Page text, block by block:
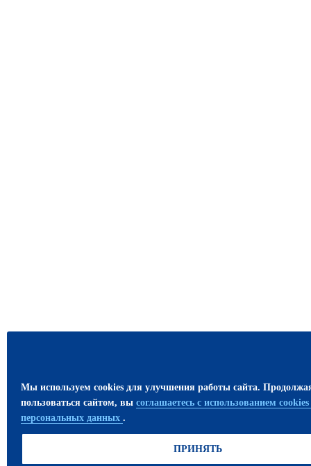
Мы используем cookies для улучшения работы сайта.
пользоваться сайтом, вы соглашаетесь с использованием cookies
персональных данных .
ПРИНЯТЬ